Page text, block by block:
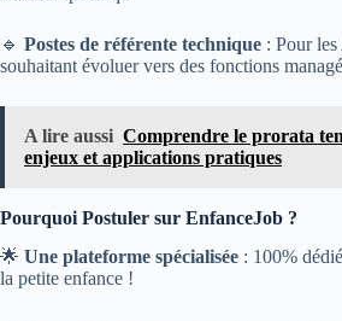
🔹 Postes de référente technique : Pour
souhaitant évoluer vers des fonctions
A lire aussi Comprendre le prorata
enjeux et applications pratiques
Pourquoi Postuler sur EnfanceJob ?
🌟 Une plateforme spécialisée : 100%
la petite enfance !